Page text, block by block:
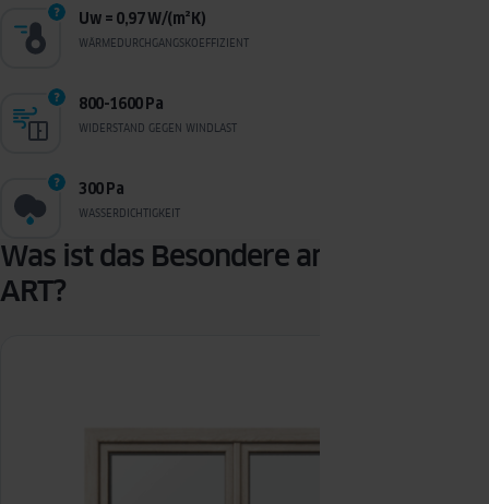
Uw = 0,97 W/(m²K)
WÄRMEDURCHGANGSKOEFFIZIENT
800-1600 Pa
WIDERSTAND GEGEN WINDLAST
300 Pa
WASSERDICHTIGKEIT
Was ist das Besondere am GRANDE
ART?